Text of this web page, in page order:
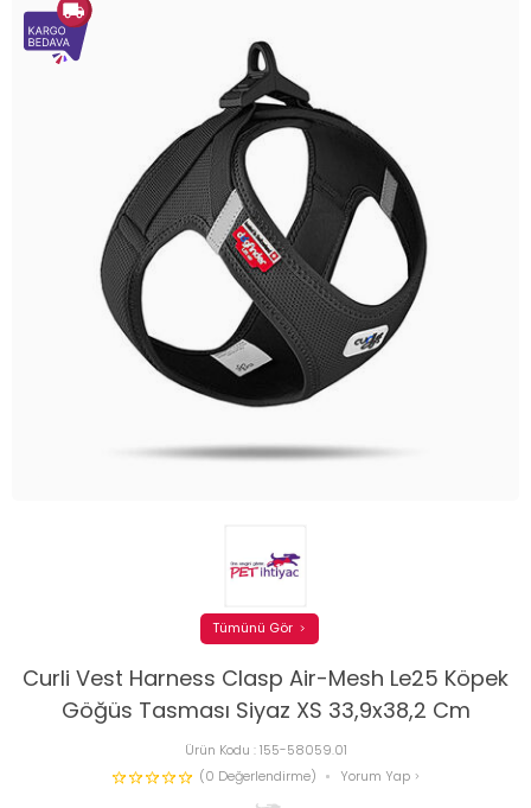
Curli Vest Harness Clasp Air-Mesh Le25 Köpek
Göğüs Tasması Siyaz XS 33,9x38,2 Cm
Ürün Kodu :155-58059.01
(0 Değerlendirme)
Yorum Yap
Tümünü Gör